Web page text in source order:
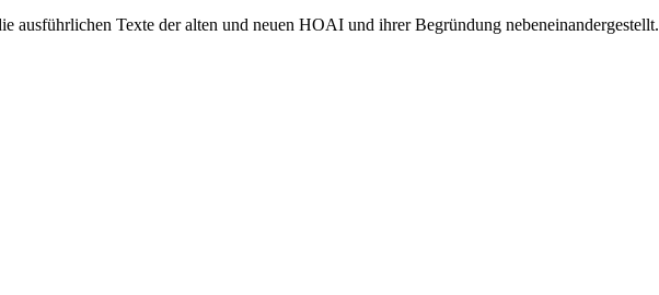
ausführlichen Texte der alten und neuen HOAI und ihrer Begründung nebeneinandergestellt.